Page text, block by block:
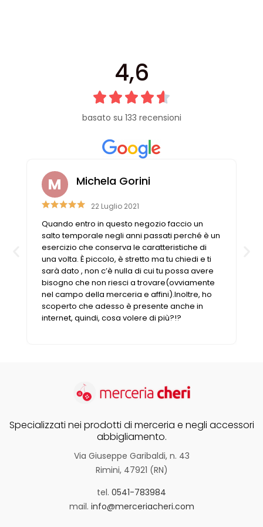
Ricamo (119)
Quadri Mezzo Punto (92)
Canovacci Completi di Filati e Ago (24)
Sciarpe (8)
Set di Bottoni Vintage (77)
Swarovski (2)
Vintage (165)
4,6
basato su 133 recensioni
Michela Gorini
22 Luglio 2021
Quando entro in questo negozio faccio un
salto temporale negli anni passati perché è un
esercizio che conserva le caratteristiche di
una volta. È piccolo, è stretto ma tu chiedi e ti
sarà dato , non c’è nulla di cui tu possa avere
bisogno che non riesci a trovare(ovviamente
nel campo della merceria e affini).Inoltre, ho
scoperto che adesso è presente anche in
internet, quindi, cosa volere di più?!?
Specializzati nei prodotti di merceria e negli accessori
abbigliamento.
Via Giuseppe Garibaldi, n. 43
Rimini, 47921 (RN)
tel. 0541-783984
mail. info@merceriacheri.com